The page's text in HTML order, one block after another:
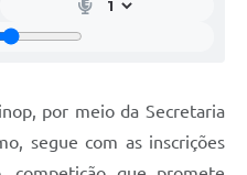
por meio da Secretaria
segue com as inscrições